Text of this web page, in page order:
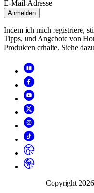
E-Mail-Adresse
Anmelden
Indem ich mich registriere,
Tipps, und Angebote von
Produkten erhalte. Siehe
Copyright 2026